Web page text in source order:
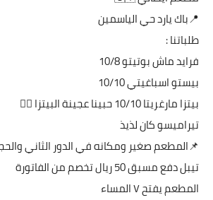
📍باك يارد حي الياسمين
طلباتنا :
فرايد ماش بوتيتو 10/8
بيستو اسباغيتي 10/10
بيتزا مارغريتا 10/10 حبينا عجينة البيتزا 👌🏼
تيراميسو كان لذيذ
📌المطعم صغير ومكانه في الدور الثاني
تيبل دفع مسبق 50 ريال تخصم من الفاتورة
المطعم يفتح ٧ المساء